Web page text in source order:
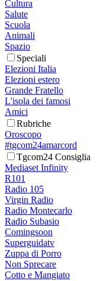
Cultura
Salute
Scuola
Animali
Spazio
Speciali
Elezioni Italia
Elezioni estero
Grande Fratello
L'isola dei famosi
Amici
Rubriche
Oroscopo
#tgcom24amarcord
Tgcom24 Consiglia
Mediaset Infinity
R101
Radio 105
Virgin Radio
Radio Montecarlo
Radio Subasio
Comingsoon
Superguidatv
Zuppa di Porro
Non Sprecare
Cotto e Mangiato